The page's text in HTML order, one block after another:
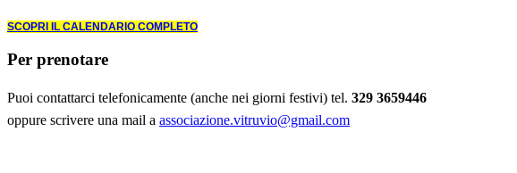
SCOPRI IL CALENDARIO COMPLETO
Per prenotare
Puoi contattarci telefonicamente (anche nei giorni festivi) tel. 329 3659446
oppure scrivere una mail a associazione.vitruvio@gmail.com